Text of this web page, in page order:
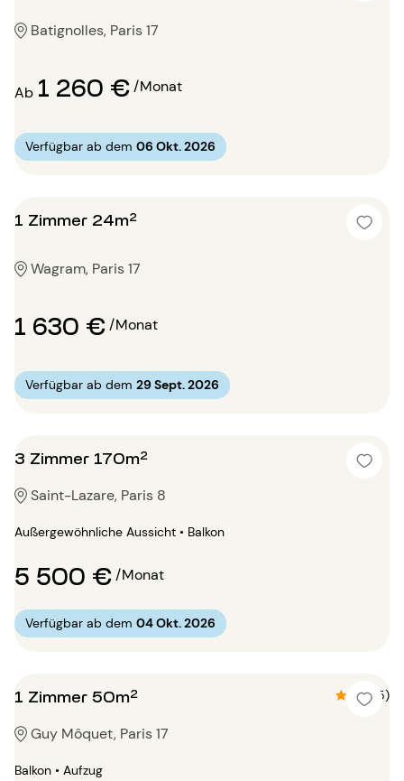
Batignolles, Paris 17
Ab 1 260 €/Monat
Verfügbar ab dem 06 Okt. 2026
1 Zimmer 24m²
Wagram, Paris 17
1 630 €/Monat
Verfügbar ab dem 29 Sept. 2026
3 Zimmer 170m²
Saint-Lazare, Paris 8
Außergewöhnliche Aussicht • Balkon
5 500 €/Monat
Verfügbar ab dem 04 Okt. 2026
1 Zimmer 50m² 4.4 (5)
Guy Môquet, Paris 17
Balkon • Aufzug